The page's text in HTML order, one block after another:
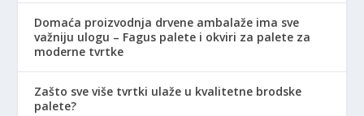
Domaća proizvodnja drvene ambalaže ima sve
važniju ulogu – Fagus palete i okviri za palete za
moderne tvrtke
Zašto sve više tvrtki ulaže u kvalitetne brodske
palete?